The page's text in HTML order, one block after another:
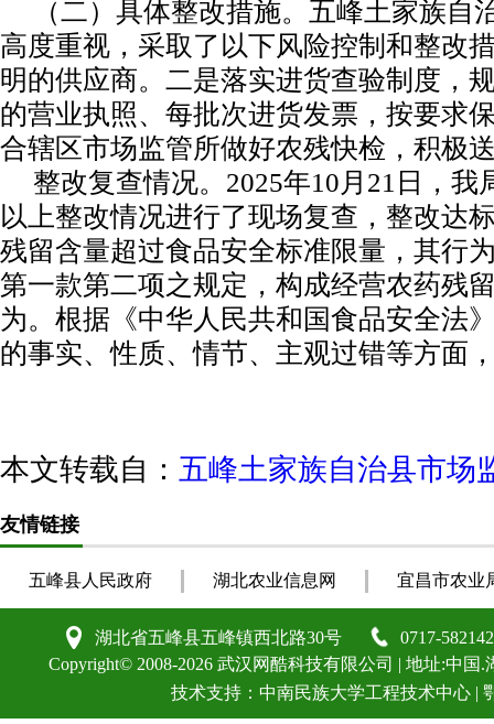
（二）具体整改措施。五峰土家族
高度重视，采取了以下风险控制和整改
明的供应商。二是落实进货查验制度，
的营业执照、每批次进货发票，按要求
合辖区市场监管所做好农残快检，积极
整改复查情况。2025年10月21日，
以上整改情况进行了现场复查，整改达
残留含量超过食品安全标准限量，其行
第一款第二项之规定，构成经营农药残
为。根据《中华人民共和国食品安全法
的事实、性质、情节、主观过错等方面
本文转载自： 五峰土家族自治县市场
友情链接
五峰县人民政府 湖北农业信息网 宜昌市农业
湖北省五峰县五峰镇西北路30号
0717-
Copyright© 2008-2026 武汉网酷科技有限公司 | 地址:中国.
技术支持： 中南民族大学工程技术中心|